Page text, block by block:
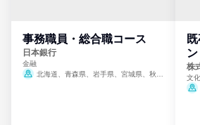
事務職員・総合職コース
日本銀行
金融
北海道、青森県、岩手県、宮城県、秋田
門
株
文
ミ